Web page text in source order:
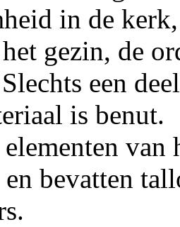
in de
gezin, de
een
is benut.
van
en bevatten